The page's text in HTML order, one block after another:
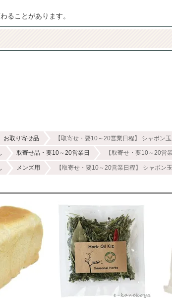
ることがあります。
お取り寄せ品 【取寄せ・要10～20営業日程】 シャボン
取寄せ品・要10～20営業日 【取寄せ・要10～20営
メンズ用 【取寄せ・要10～20営業日程】 シャボン